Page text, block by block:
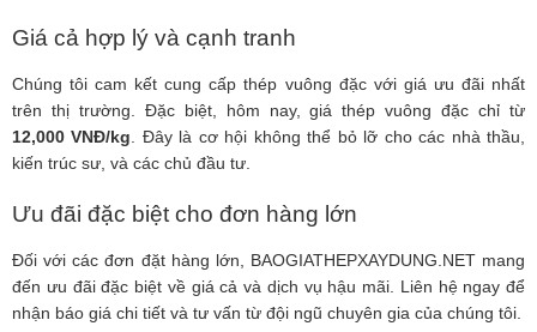
Giá cả hợp lý và cạnh tranh
Chúng tôi cam kết cung cấp thép vuông đặc với giá ưu đãi nhất
trên thị trường. Đặc biệt, hôm nay, giá thép vuông đặc chỉ từ
12,000 VNĐ/kg . Đây là cơ hội không thể bỏ lỡ cho các nhà thầu,
kiến trúc sư, và các chủ đầu tư.
Ưu đãi đặc biệt cho đơn hàng lớn
Đối với các đơn đặt hàng lớn, BAOGIATHEPXAYDUNG.NET mang
đến ưu đãi đặc biệt về giá cả và dịch vụ hậu mãi. Liên hệ ngay để
nhận báo giá chi tiết và tư vấn từ đội ngũ chuyên gia của chúng tôi.